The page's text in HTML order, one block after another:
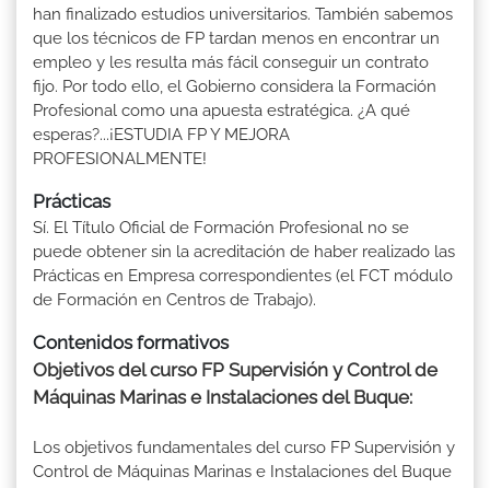
han finalizado estudios universitarios. También sabemos
que los técnicos de FP tardan menos en encontrar un
empleo y les resulta más fácil conseguir un contrato
fijo. Por todo ello, el Gobierno considera la Formación
Profesional como una apuesta estratégica. ¿A qué
esperas?...¡ESTUDIA FP Y MEJORA
PROFESIONALMENTE!
Prácticas
Sí. El Título Oficial de Formación Profesional no se
puede obtener sin la acreditación de haber realizado las
Prácticas en Empresa correspondientes (el FCT módulo
de Formación en Centros de Trabajo).
Contenidos formativos
Objetivos del curso FP Supervisión y Control de
Máquinas Marinas e Instalaciones del Buque:
Los objetivos fundamentales del curso FP Supervisión y
Control de Máquinas Marinas e Instalaciones del Buque